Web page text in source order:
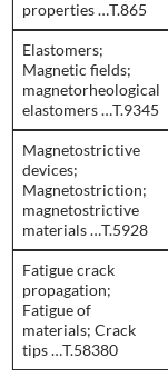
properties …T.865
Elastomers;
Magnetic fields;
magnetorheological
elastomers …T.9345
Magnetostrictive
devices;
Magnetostriction;
magnetostrictive
materials …T.5928
Fatigue crack
propagation;
Fatigue of
materials; Crack
tips …T.58380